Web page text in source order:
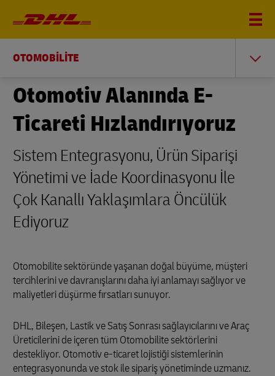
OTOMOBİLİTE
Otomotiv Alanında E-
Ticareti Hızlandırıyoruz
Sistem Entegrasyonu, Ürün Siparişi
Yönetimi ve İade Koordinasyonu İle
Çok Kanallı Yaklaşımlara Öncülük
Ediyoruz
Otomobilite sektöründe yaşanan doğal büyüme, müşteri
tercihlerini ve davranışlarını daha iyi anlamayı sağlıyor ve
maliyetleri düşürme fırsatları sunuyor.
DHL, Bileşen, Lastik ve Satış Sonrası sağlayıcılarını ve Araç
Üreticilerini de içeren tüm Otomobilite sektörlerini
destekliyor. Otomotiv e-ticaret lojistiği sistemlerinin
entegrasyonunda ve stok ile sipariş yönetiminde uzmanız.